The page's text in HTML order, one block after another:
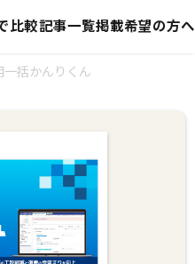
比較記事一覧掲載希望の方へ
一括かんりくん